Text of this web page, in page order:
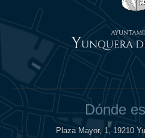
Dónde
Plaza Mayor, 1, 19210